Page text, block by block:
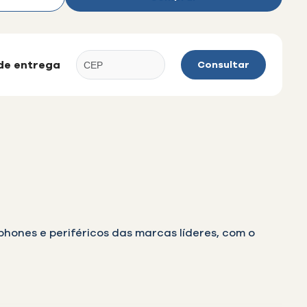
entrega Consultar
e periféricos das marcas líderes, com o